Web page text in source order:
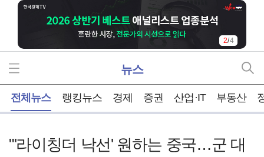
2/4
뉴스
전체뉴스 랭킹뉴스 경제 증권 산업·IT 부동산
"'라이칭더 낙선' 원하는 중국…군 대